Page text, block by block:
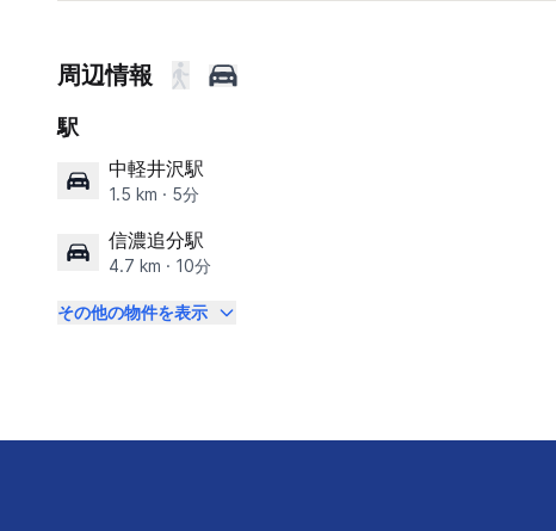
周辺情報
駅
中軽井沢駅
1.5 km · 5分
信濃追分駅
4.7 km · 10分
その他の物件を表示